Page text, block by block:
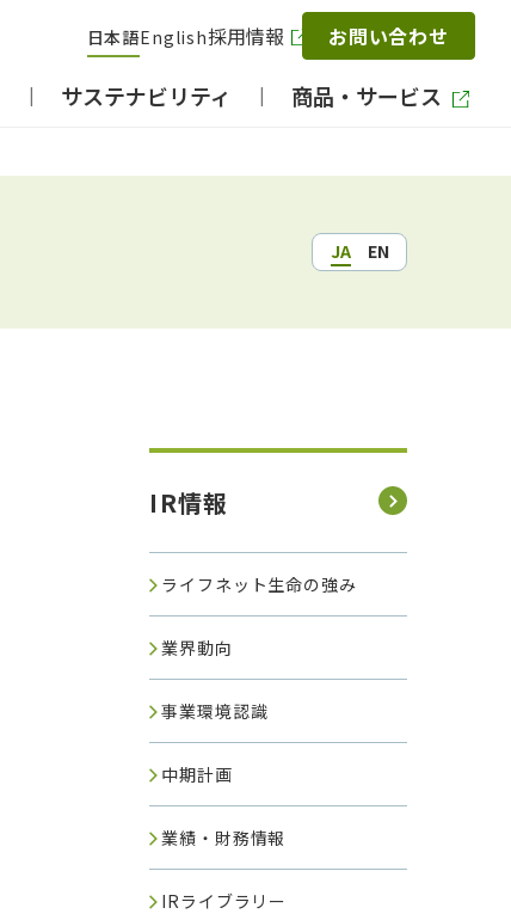
日本語English採用情報 お問い合わせ
サステナビリティ 商品・サービス
JA EN
IR情報
ライフネット生命の強み
業界動向
事業環境認識
中期計画
業績・財務情報
IRライブラリー